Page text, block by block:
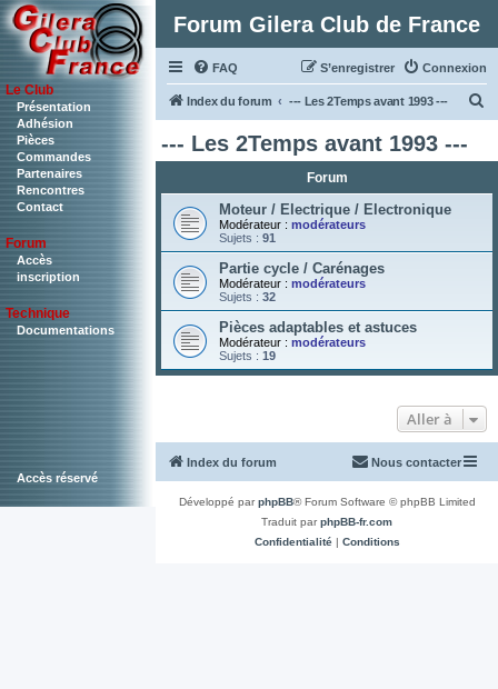
Le Club
Présentation
Adhésion
Pièces
Commandes
Partenaires
Rencontres
Contact
Forum
Accès
inscription
Technique
Documentations
Accès réservé
Forum Gilera Club de France
FAQ Connexion
S’enregistrer
Index du forum --- Les 2Temps avant 1993 ---
e
--- Les 2Temps avant 1993 ---
Forum
Moteur / Electrique / Electronique
Modérateur : modérateurs
Sujets : 91
Partie cycle / Carénages
Modérateur : modérateurs
Sujets : 32
Pièces adaptables et astuces
Modérateur : modérateurs
Sujets : 19
Aller à
Index du forum Nous contacter
Développé parphpBB® Forum Software © phpBB Limited
Traduit parphpBB-fr.com
Confidentialité| Conditions